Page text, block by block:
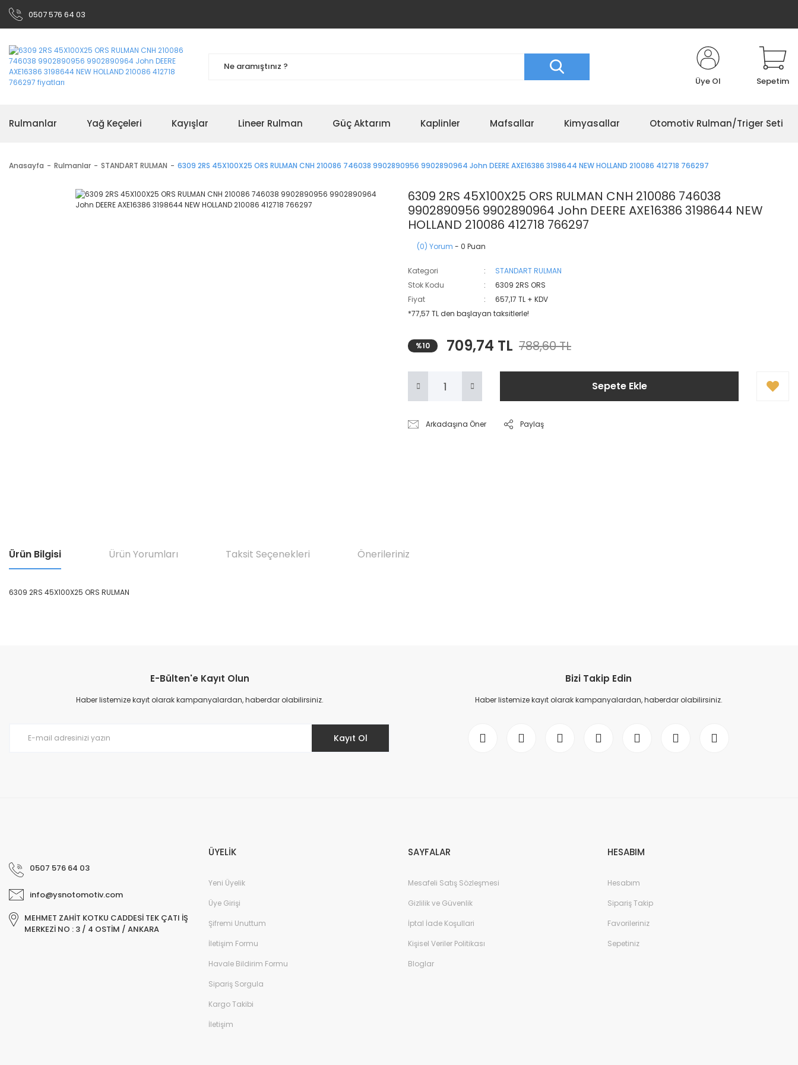
0507 576 64 03
Üye Ol Sepetim
Rulmanlar Yağ Keçeleri Kayışlar Lineer Rulman Güç Aktarım Kaplinler Mafsallar Kimyasallar Otomotiv Rulman/Triger Seti
Anasayfa Rulmanlar STANDART RULMAN 6309 2RS 45X100X25 ORS RULMAN CNH 210086 746038 9902890956 9902890964 John DEERE AXE16386 3198644 NEW HOLLAND 210086 412718 766297
6309 2RS 45X100X25 ORS RULMAN CNH 210086 746038
9902890956 9902890964 John DEERE AXE16386 3198644 NEW
HOLLAND 210086 412718 766297
(0) Yorum - 0 Puan
Kategori
STANDART RULMAN
Stok Kodu
6309 2RS ORS
Fiyat
657,17 TL + KDV
*77,57 TL den başlayan taksitlerle!
%10 709,74 TL 788,60 TL
Sepete Ekle
Arkadaşına Öner Paylaş
Ürün Bilgisi Ürün Yorumları Taksit Seçenekleri Önerileriniz
6309 2RS 45X100X25 ORS RULMAN
Ürün resmi kalitesiz, bozuk veya görüntülenemiyor.
Ürün açıklamasında eksik bilgiler bulunuyor.
E-Bülten'e Kayıt Olun
Haber listemize kayıt olarak kampanyalardan, haberdar olabilirsiniz.
Kayıt Ol
Bizi Takip Edin
Haber listemize kayıt olarak kampanyalardan, haberdar olabilirsiniz.
0507 576 64 03
info@ysnotomotiv.com
MEHMET ZAHİT KOTKU CADDESİ TEK ÇATI İŞ
MERKEZİ NO : 3 / 4 OSTİM / ANKARA
ÜYELİK
Yeni Üyelik
Üye Girişi
Şifremi Unuttum
İletişim Formu
Havale Bildirim Formu
Sipariş Sorgula
Kargo Takibi
İletişim
SAYFALAR
Mesafeli Satış Sözleşmesi
Gizlilik ve Güvenlik
İptal İade Koşullari
Kişisel Veriler Politikası
Bloglar
HESABIM
Hesabım
Sipariş Takip
Favorileriniz
Sepetiniz